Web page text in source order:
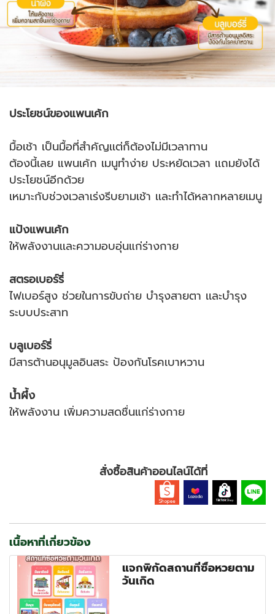
ประโยชน์ของแพนเค้ก
มื้อเช้า เป็นมื้อที่สำคัญเเต่ก็ต้องไม่มีเวลาทาน
ต้องนี้เลย แพนเค้ก เมนูทำง่าย ประหยัดเวลา เเถมยังได้
ประโยชน์อีกด้วย
เหมาะกับช่วงเวลาเร่งรีบยามเช้า เเละทำได้หลากหลายเมนู
แป้งแพนเค้ก
ให้พลังงานเเละความอบอุ่นแก่ร่างกาย
สตรอเบอร์รี่
ไฟเบอร์สูง ช่วยในการขับถ่าย บำรุงสายตา เเละบำรุง
ระบบประสาท
บลูเบอร์รี่
มีสารต้านอนุมูลอินสระ ป้องกันโรคเบาหวาน
น้ำผึ้ง
ให้พลังงาน เพิ่มความสดชื่นแก่ร่างกาย
สั่งซื้อสินค้าออนไลน์ได้ที่
เนื้อหาที่เกี่ยวข้อง
แจกพิกัดสถานที่ซื้อหวยตาม
วันเกิด